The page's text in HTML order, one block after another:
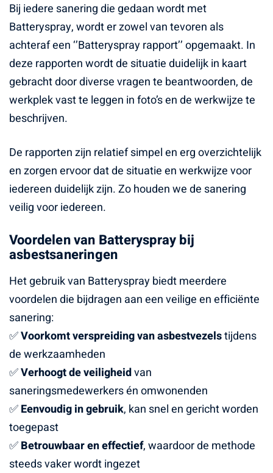
Bij iedere sanering die gedaan wordt met
Batteryspray, wordt er zowel van tevoren als
achteraf een ‘’Batteryspray rapport’’ opgemaakt. In
deze rapporten wordt de situatie duidelijk in kaart
gebracht door diverse vragen te beantwoorden, de
werkplek vast te leggen in foto’s en de werkwijze te
beschrijven.
De rapporten zijn relatief simpel en erg overzichtelijk
en zorgen ervoor dat de situatie en werkwijze voor
iedereen duidelijk zijn. Zo houden we de sanering
veilig voor iedereen.
Voordelen van Batteryspray bij
asbestsaneringen
Het gebruik van Batteryspray biedt meerdere
voordelen die bijdragen aan een veilige en efficiënte
sanering:
✅Voorkomt verspreiding van asbestvezelstijdens
de werkzaamheden
✅Verhoogt de veiligheidvan
saneringsmedewerkers én omwonenden
✅Eenvoudig in gebruik, kan snel en gericht worden
toegepast
✅Betrouwbaar en effectief, waardoor de methode
steeds vaker wordt ingezet